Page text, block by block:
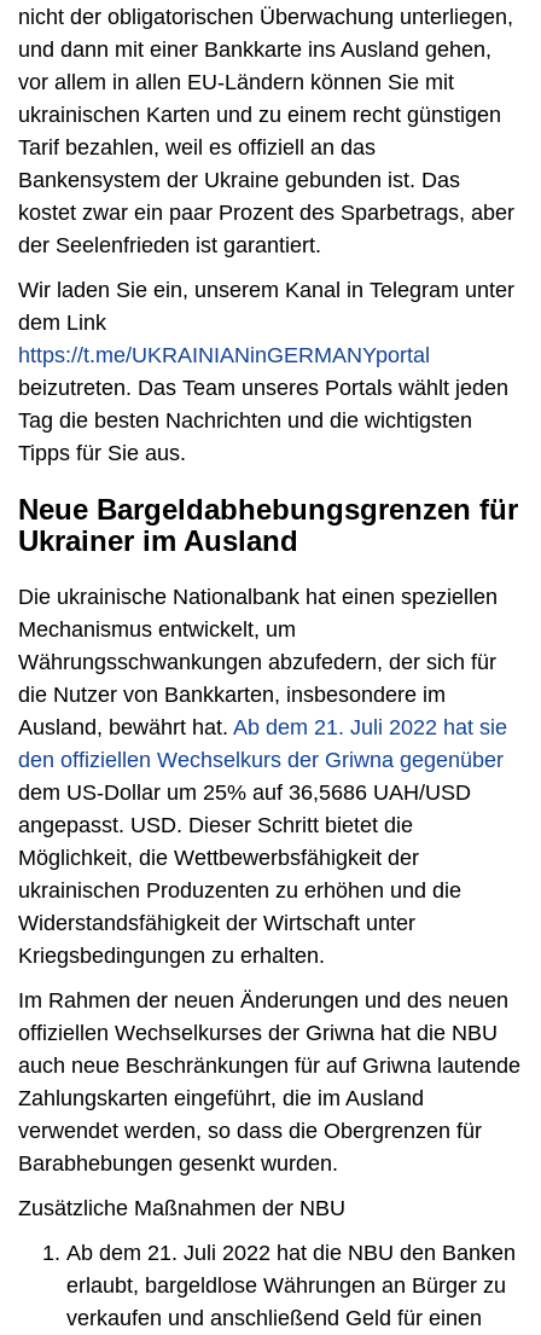
nicht der obligatorischen Überwachung unterliegen,
und dann mit einer Bankkarte ins Ausland gehen,
vor allem in allen EU-Ländern können Sie mit
ukrainischen Karten und zu einem recht günstigen
Tarif bezahlen, weil es offiziell an das
Bankensystem der Ukraine gebunden ist. Das
kostet zwar ein paar Prozent des Sparbetrags, aber
der Seelenfrieden ist garantiert.
Wir laden Sie ein, unserem Kanal in Telegram unter
dem Link
https://t.me/UKRAINIANinGERMANYportal
beizutreten. Das Team unseres Portals wählt jeden
Tag die besten Nachrichten und die wichtigsten
Tipps für Sie aus.
Neue Bargeldabhebungsgrenzen für
Ukrainer im Ausland
Die ukrainische Nationalbank hat einen speziellen
Mechanismus entwickelt, um
Währungsschwankungen abzufedern, der sich für
die Nutzer von Bankkarten, insbesondere im
Ausland, bewährt hat. Ab dem 21. Juli 2022 hat sie
den offiziellen Wechselkurs der Griwna gegenüber
dem US-Dollar um 25% auf 36,5686 UAH/USD
angepasst. USD. Dieser Schritt bietet die
Möglichkeit, die Wettbewerbsfähigkeit der
ukrainischen Produzenten zu erhöhen und die
Widerstandsfähigkeit der Wirtschaft unter
Kriegsbedingungen zu erhalten.
Im Rahmen der neuen Änderungen und des neuen
offiziellen Wechselkurses der Griwna hat die NBU
auch neue Beschränkungen für auf Griwna lautende
Zahlungskarten eingeführt, die im Ausland
verwendet werden, so dass die Obergrenzen für
Barabhebungen gesenkt wurden.
Zusätzliche Maßnahmen der NBU
Ab dem 21. Juli 2022 hat die NBU den Banken
erlaubt, bargeldlose Währungen an Bürger zu
verkaufen und anschließend Geld für einen